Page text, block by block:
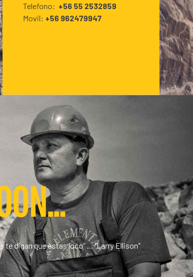
Telefono: +56 55 2532859
Movil: +56 962479947
digan que estas loco” ... "Larry Ellison"